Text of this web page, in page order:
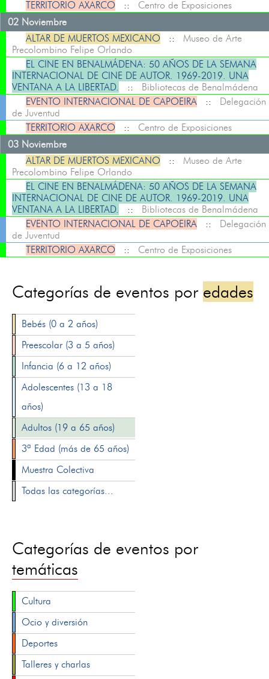
TERRITORIO AXARCO :: Centro de Exposiciones
02 Noviembre
ALTAR DE MUERTOS MEXICANO :: Museo de Arte
Precolombino Felipe Orlando
EL CINE EN BENALMÁDENA: 50 AÑOS DE LA SEMANA
INTERNACIONAL DE CINE DE AUTOR. 1969-2019. UNA
VENTANA A LA LIBERTAD.
:: Bibliotecas de Benalmádena
EVENTO INTERNACIONAL DE CAPOEIRA :: Delegación
de Juventud
TERRITORIO AXARCO :: Centro de Exposiciones
03 Noviembre
ALTAR DE MUERTOS MEXICANO :: Museo de Arte
Precolombino Felipe Orlando
EL CINE EN BENALMÁDENA: 50 AÑOS DE LA SEMANA
INTERNACIONAL DE CINE DE AUTOR. 1969-2019. UNA
VENTANA A LA LIBERTAD.
:: Bibliotecas de Benalmádena
EVENTO INTERNACIONAL DE CAPOEIRA :: Delegación
de Juventud
TERRITORIO AXARCO :: Centro de Exposiciones
Categorías de eventos por edades
Bebés (0 a 2 años)
Preescolar (3 a 5 años)
Infancia (6 a 12 años)
Adolescentes (13 a 18
años)
Adultos (19 a 65 años)
3ª Edad (más de 65 años)
Muestra Colectiva
Todas las categorías...
Categorías de eventos por
temáticas
Cultura
Ocio y diversión
Deportes
Talleres y charlas